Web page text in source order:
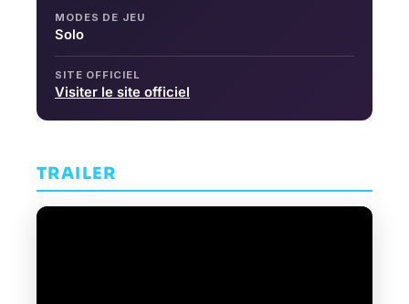
MODES DE JEU
Solo
SITE OFFICIEL
Visiter le site officiel
TRAILER